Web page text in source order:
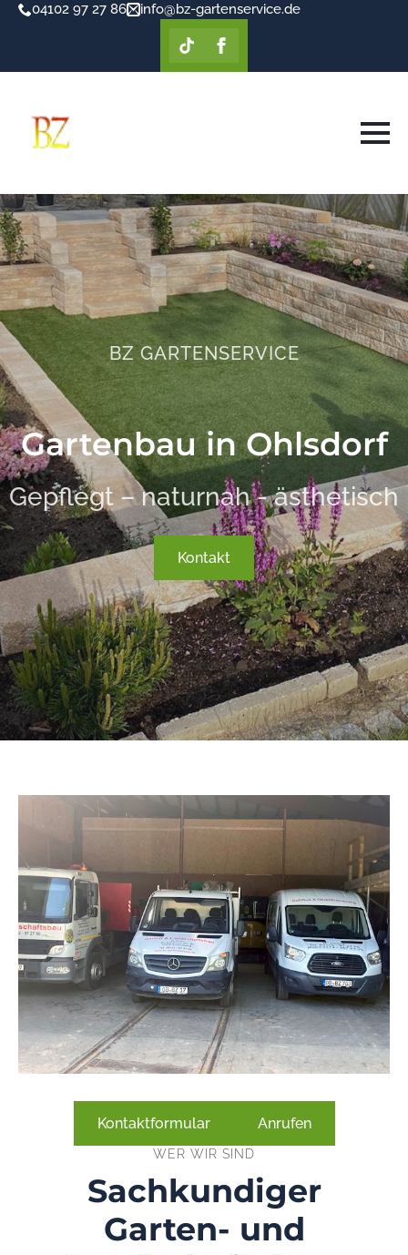
04102 97 27 86 info@bz-gartenservice.de
BZ GARTENSERVICE
Gartenbau in Ohlsdorf
Gepflegt – naturnah - ästhetisch
Kontakt
Kontaktformular Anrufen
WER WIR SIND
Sachkundiger
Garten- und